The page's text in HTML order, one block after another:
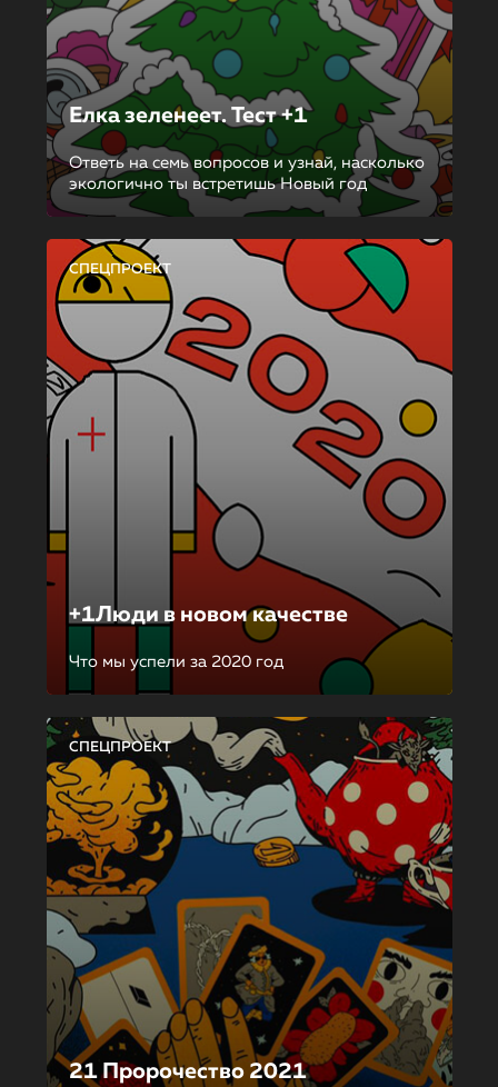
Елка зеленеет. Тест +1
Ответь на семь вопросов и узнай, насколько
экологично ты встретишь Новый год
СПЕЦПРОЕКТ
+1Люди в новом качестве
Что мы успели за 2020 год
СПЕЦПРОЕКТ
21 Пророчество 2021